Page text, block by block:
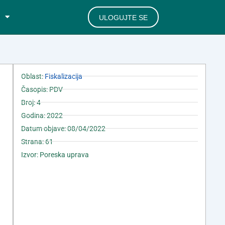
ULOGUJTE SE
Oblast:Fiskalizacija
Časopis: PDV
Broj: 4
Godina: 2022
Datum objave: 08/04/2022
Strana: 61
Izvor: Poreska uprava